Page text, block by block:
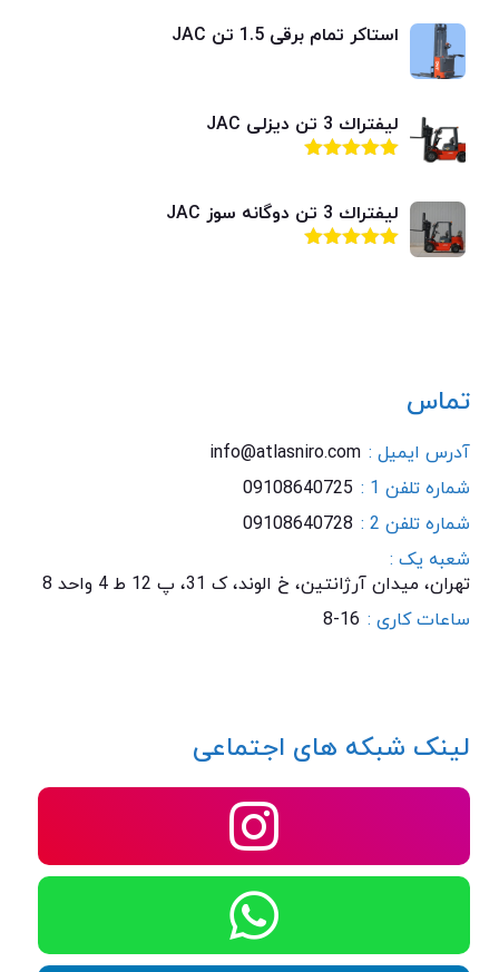
استاکر تمام برقی 1.5 تن JAC
ليفتراك 3 تن ديزلی JAC
ليفتراك 3 تن دوگانه سوز JAC
تماس
آدرس ایمیل : info@atlasniro.com
شماره تلفن 1 :
09108640725
شماره تلفن 2 :
09108640728
شعبه یک :
تهران، میدان آرژانتین، خ الوند، ک 31، پ 12 ط 4 واحد 8
ساعات کاری : 8-16
لینک شبکه های اجتماعی